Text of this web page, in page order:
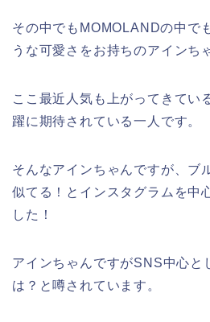
その中でもMOMOLANDの中で
うな可愛さをお持ちのアインち
ここ最近人気も上がってきてい
躍に期待されている一人です。
そんなアインちゃんですが、ブ
似てる！とインスタグラムを中
した！
アインちゃんですがSNS中心と
は？と噂されています。